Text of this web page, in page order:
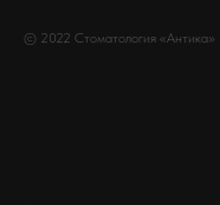
© 2022 Стоматология «Антика»